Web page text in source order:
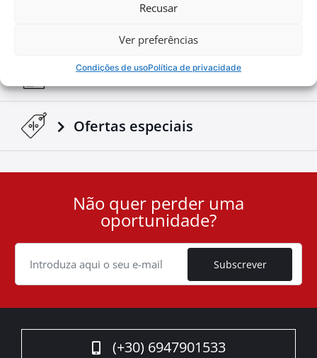
Recusar
Ver preferências
Condições de usoPolítica de privacidade
Notícias Corporativas
Ofertas especiais
Cookie
Não quer perder uma
oportunidade?
Subscrever
(+30) 6947901533